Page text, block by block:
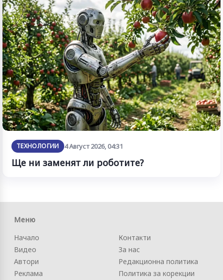
ТЕХНОЛОГИИ 4 Август 2026, 04:31
Ще ни заменят ли роботите?
Меню
Начало
Видео
Автори
Реклама
Контакти
За нас
Редакционна политика
Политика за корекции